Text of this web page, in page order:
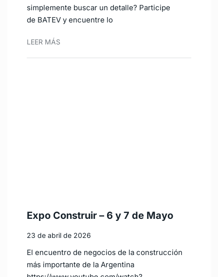
simplemente buscar un detalle? Participe
de BATEV y encuentre lo
LEER MÁS
Expo Construir – 6 y 7 de Mayo
23 de abril de 2026
El encuentro de negocios de la construcción
más importante de la Argentina